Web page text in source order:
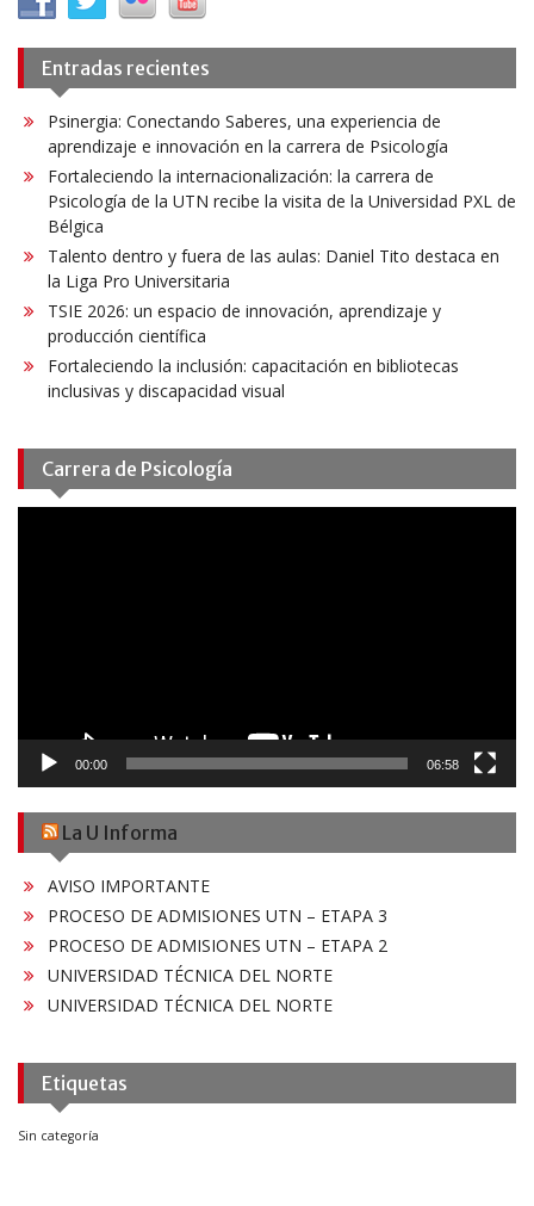
Entradas recientes
Psinergia: Conectando Saberes, una experiencia de
aprendizaje e innovación en la carrera de Psicología
Fortaleciendo la internacionalización: la carrera de
Psicología de la UTN recibe la visita de la Universidad PXL de
Bélgica
Talento dentro y fuera de las aulas: Daniel Tito destaca en
la Liga Pro Universitaria
TSIE 2026: un espacio de innovación, aprendizaje y
producción científica
Fortaleciendo la inclusión: capacitación en bibliotecas
inclusivas y discapacidad visual
Carrera de Psicología
00:00 06:58
La U Informa
AVISO IMPORTANTE
PROCESO DE ADMISIONES UTN – ETAPA 3
PROCESO DE ADMISIONES UTN – ETAPA 2
UNIVERSIDAD TÉCNICA DEL NORTE
UNIVERSIDAD TÉCNICA DEL NORTE
Etiquetas
Sin categoría